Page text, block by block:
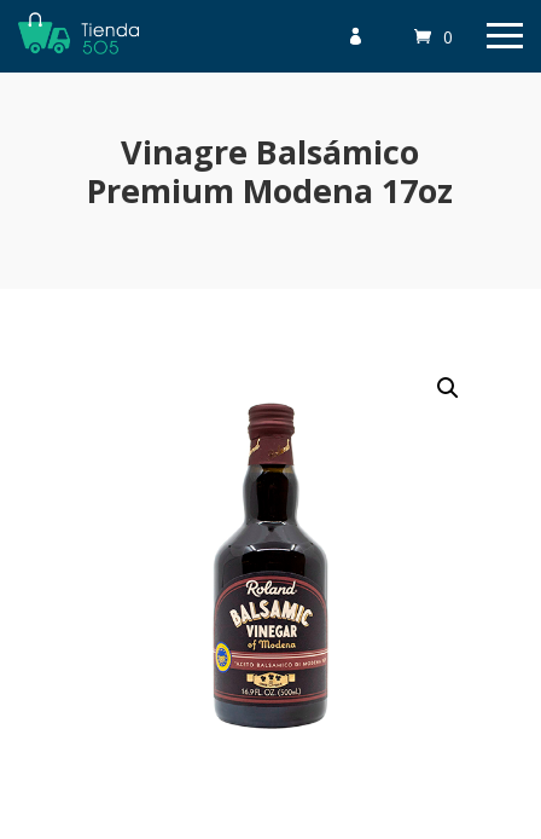
 0
Vinagre Balsámico
Premium Modena 17oz